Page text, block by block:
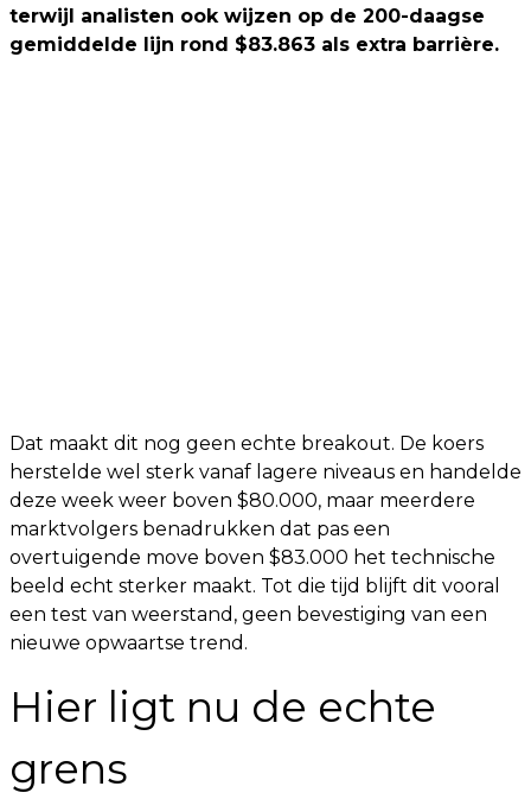
terwijl analisten ook wijzen op de 200-daagse
gemiddelde lijn rond $83.863 als extra barrière.
Dat maakt dit nog geen echte breakout. De koers
herstelde wel sterk vanaf lagere niveaus en handelde
deze week weer boven $80.000, maar meerdere
marktvolgers benadrukken dat pas een
overtuigende move boven $83.000 het technische
beeld echt sterker maakt. Tot die tijd blijft dit vooral
een test van weerstand, geen bevestiging van een
nieuwe opwaartse trend.
Hier ligt nu de echte
grens